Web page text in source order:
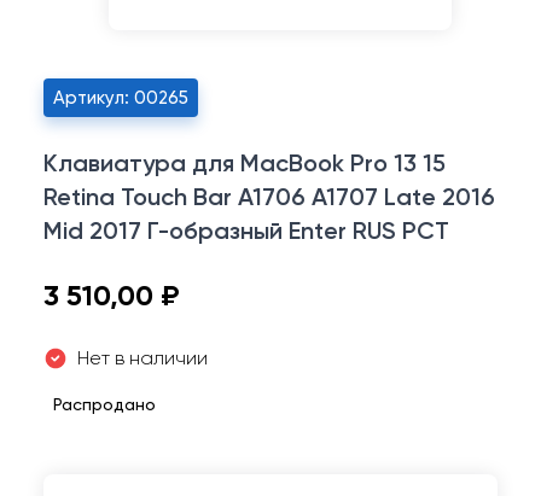
Артикул: 00265
Клавиатура для MacBook Pro 13 15
Retina Touch Bar A1706 A1707 Late 2016
Mid 2017 Г-образный Enter RUS РСТ
3 510,00 ₽
Нет в наличии
Распродано